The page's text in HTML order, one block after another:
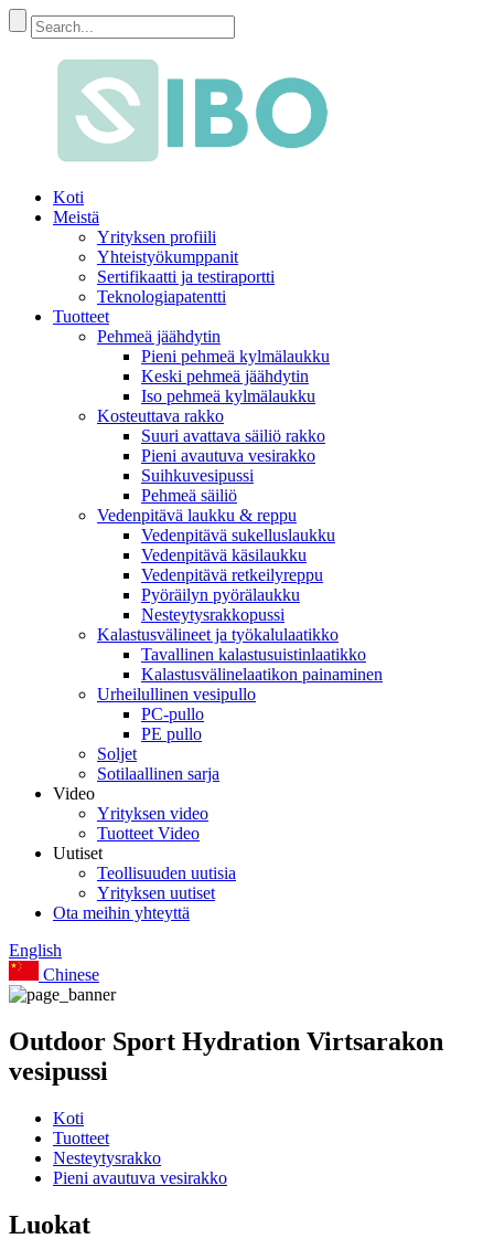
Koti
Meistä
Yrityksen profiili
Yhteistyökumppanit
Sertifikaatti ja testiraportti
Teknologiapatentti
Tuotteet
Pehmeä jäähdytin
Pieni pehmeä kylmälaukku
Keski pehmeä jäähdytin
Iso pehmeä kylmälaukku
Kosteuttava rakko
Suuri avattava säiliö rakko
Pieni avautuva vesirakko
Suihkuvesipussi
Pehmeä säiliö
Vedenpitävä laukku & reppu
Vedenpitävä sukelluslaukku
Vedenpitävä käsilaukku
Vedenpitävä retkeilyreppu
Pyöräilyn pyörälaukku
Nesteytysrakkopussi
Kalastusvälineet ja työkalulaatikko
Tavallinen kalastusuistinlaatikko
Kalastusvälinelaatikon painaminen
Urheilullinen vesipullo
PC-pullo
PE pullo
Soljet
Sotilaallinen sarja
Video
Yrityksen video
Tuotteet Video
Uutiset
Teollisuuden uutisia
Yrityksen uutiset
Ota meihin yhteyttä
English
Chinese
Outdoor Sport Hydration Virtsarakon
vesipussi
Koti
Tuotteet
Nesteytysrakko
Pieni avautuva vesirakko
Luokat